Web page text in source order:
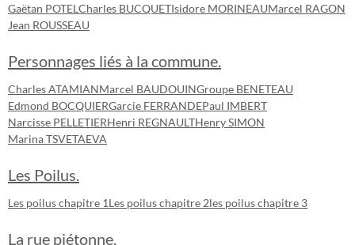
Gaëtan POTEL Charles BUCQUETIsidore MORINEAUMarcel RAGON
Jean ROUSSEAU
Personnages liés à la commune.
Charles ATAMIANMarcel BAUDOUINGroupe BENETEAU
Edmond BOCQUIERGarcie FERRANDEPaul IMBERT
Narcisse PELLETIERHenri REGNAULTHenry SIMON
Marina TSVETAEVA
Les Poilus.
Les poilus chapitre 1Les poilus chapitre 2les poilus chapitre 3
La rue piétonne.